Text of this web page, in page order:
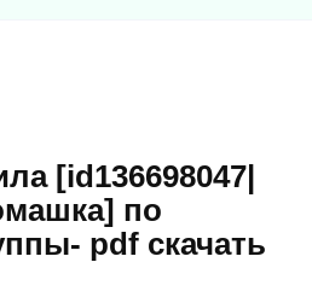
[id136698047|
по
pdf скачать